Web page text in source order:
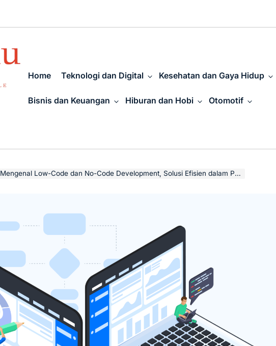
Home Teknologi dan Digital Kesehatan dan Gaya Hidup
Bisnis dan Keuangan Hiburan dan Hobi Otomotif
Mengenal Low-Code dan No-Code Development, Solusi Efisien dalam Pengembangan Aplikasi